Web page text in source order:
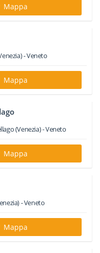
Mappa
-Veneto
Mappa
(Venezia) -Veneto
Mappa
-Veneto
Mappa